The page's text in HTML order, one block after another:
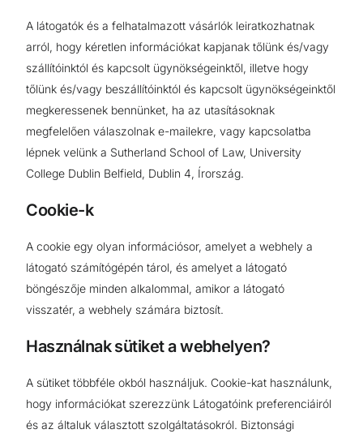
A látogatók és a felhatalmazott vásárlók leiratkozhatnak
arról, hogy kéretlen információkat kapjanak tőlünk és/vagy
szállítóinktól és kapcsolt ügynökségeinktől, illetve hogy
tőlünk és/vagy beszállítóinktól és kapcsolt ügynökségeinktől
megkeressenek bennünket, ha az utasításoknak
megfelelően válaszolnak e-mailekre, vagy kapcsolatba
lépnek velünk a Sutherland School of Law, University
College Dublin Belfield, Dublin 4, Írország.
Cookie-k
A cookie egy olyan információsor, amelyet a webhely a
látogató számítógépén tárol, és amelyet a látogató
böngészője minden alkalommal, amikor a látogató
visszatér, a webhely számára biztosít.
Használnak sütiket a webhelyen?
A sütiket többféle okból használjuk. Cookie-kat használunk,
hogy információkat szerezzünk Látogatóink preferenciáiról
és az általuk választott szolgáltatásokról. Biztonsági